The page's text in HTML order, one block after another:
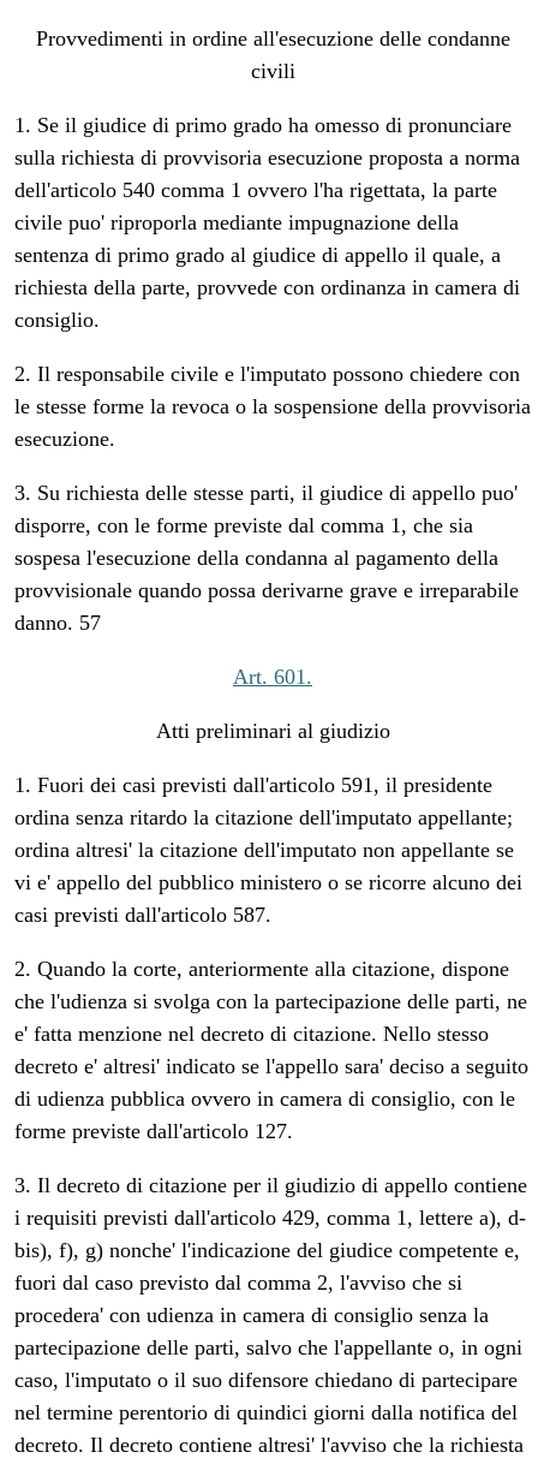
Provvedimenti in ordine all'esecuzione delle condanne
civili
1. Se il giudice di primo grado ha omesso di pronunciare
sulla richiesta di provvisoria esecuzione proposta a norma
dell'articolo 540 comma 1 ovvero l'ha rigettata, la parte
civile puo' riproporla mediante impugnazione della
sentenza di primo grado al giudice di appello il quale, a
richiesta della parte, provvede con ordinanza in camera di
consiglio.
2. Il responsabile civile e l'imputato possono chiedere con
le stesse forme la revoca o la sospensione della provvisoria
esecuzione.
3. Su richiesta delle stesse parti, il giudice di appello puo'
disporre, con le forme previste dal comma 1, che sia
sospesa l'esecuzione della condanna al pagamento della
provvisionale quando possa derivarne grave e irreparabile
danno. 57
Art. 601.
Atti preliminari al giudizio
1. Fuori dei casi previsti dall'articolo 591, il presidente
ordina senza ritardo la citazione dell'imputato appellante;
ordina altresi' la citazione dell'imputato non appellante se
vi e' appello del pubblico ministero o se ricorre alcuno dei
casi previsti dall'articolo 587.
2. Quando la corte, anteriormente alla citazione, dispone
che l'udienza si svolga con la partecipazione delle parti, ne
e' fatta menzione nel decreto di citazione. Nello stesso
decreto e' altresi' indicato se l'appello sara' deciso a seguito
di udienza pubblica ovvero in camera di consiglio, con le
forme previste dall'articolo 127.
3. Il decreto di citazione per il giudizio di appello contiene
i requisiti previsti dall'articolo 429, comma 1, lettere a), d-
bis), f), g) nonche' l'indicazione del giudice competente e,
fuori dal caso previsto dal comma 2, l'avviso che si
procedera' con udienza in camera di consiglio senza la
partecipazione delle parti, salvo che l'appellante o, in ogni
caso, l'imputato o il suo difensore chiedano di partecipare
nel termine perentorio di quindici giorni dalla notifica del
decreto. Il decreto contiene altresi' l'avviso che la richiesta